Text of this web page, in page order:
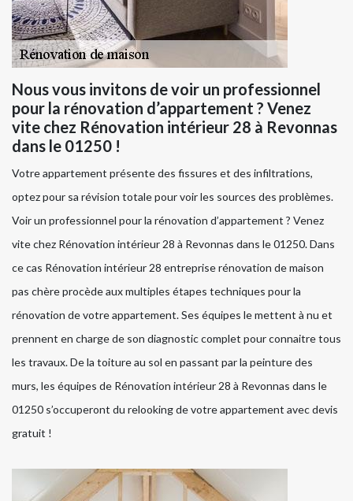
Nous vous invitons de voir un professionnel
pour la rénovation d’appartement ? Venez
vite chez Rénovation intérieur 28 à Revonnas
dans le 01250 !
Votre appartement présente des fissures et des infiltrations,
optez pour sa révision totale pour voir les sources des problèmes.
Voir un professionnel pour la rénovation d’appartement ? Venez
vite chez Rénovation intérieur 28 à Revonnas dans le 01250. Dans
ce cas Rénovation intérieur 28 entreprise rénovation de maison
pas chère procède aux multiples étapes techniques pour la
rénovation de votre appartement. Ses équipes le mettent à nu et
prennent en charge de son diagnostic complet pour connaitre tous
les travaux. De la toiture au sol en passant par la peinture des
murs, les équipes de Rénovation intérieur 28 à Revonnas dans le
01250 s’occuperont du relooking de votre appartement avec devis
gratuit !